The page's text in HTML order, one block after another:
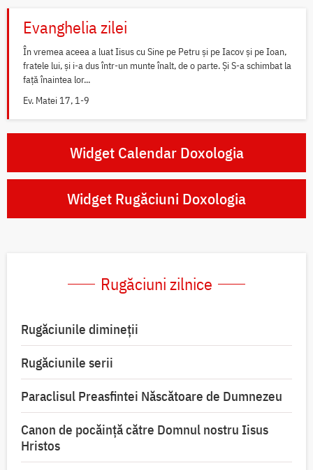
Evanghelia zilei
În vremea aceea a luat Iisus cu Sine pe Petru și pe Iacov și pe Ioan,
fratele lui, și i-a dus într-un munte înalt, de o parte. Și S-a schimbat la
față înaintea lor...
Ev. Matei 17, 1-9
Widget Calendar Doxologia
Widget Rugăciuni Doxologia
Rugăciuni zilnice
Rugăciunile dimineții
Rugăciunile serii
Paraclisul Preasfintei Născătoare de Dumnezeu
Canon de pocăință către Domnul nostru Iisus
Hristos